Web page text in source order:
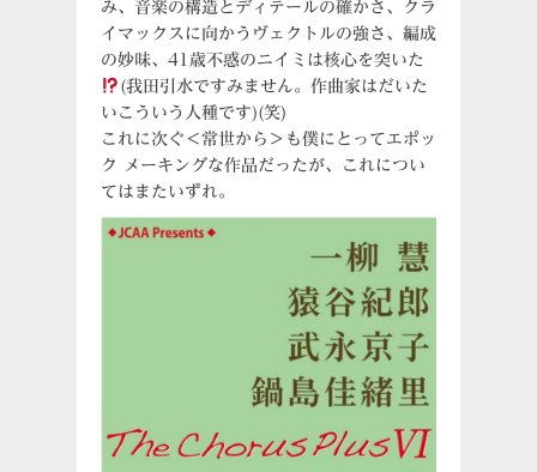
み、音楽の構造とディテールの確かさ、クラ
イマックスに向かうヴェクトルの強さ、編成
の妙味、41歳不惑のニイミは核心を突いた
(我田引水ですみません。作曲家はだいた
いこういう人種です)(笑)
これに次ぐ＜常世から＞も僕にとってエポッ
ク メーキングな作品だったが、これについ
てはまたいずれ。